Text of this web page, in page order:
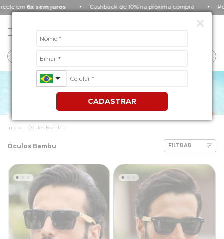
CADASTRAR
sem juros Cashback de 10% na próxima compra Personalize
Início Óculos Bambu
Óculos Bambu FILTRAR